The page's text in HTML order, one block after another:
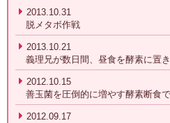
2013.10.31
脱メタボ作戦
2013.10.21
義理兄が数日間、昼食を酵素に置
2012.10.15
善玉菌を圧倒的に増やす酵素断食
2012.09.17